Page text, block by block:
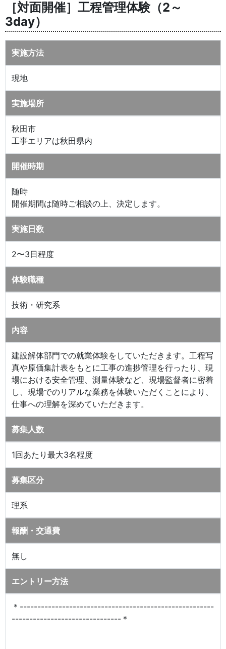
［対面開催］工程管理体験（2～
3day）
実施方法
現地
実施場所
秋田市
工事エリアは秋田県内
開催時期
随時
開催期間は随時ご相談の上、決定します。
実施日数
2〜3日程度
体験職種
技術・研究系
内容
建設解体部門での就業体験をしていただきます。工程写
真や原価集計表をもとに工事の進捗管理を行ったり、現
場における安全管理、測量体験など、現場監督者に密着
し、現場でのリアルな業務を体験いただくことにより、
仕事への理解を深めていただきます。
募集人数
1回あたり最大3名程度
募集区分
理系
報酬・交通費
無し
エントリー方法
＊-------------------------------------------------------
-------------------------------＊